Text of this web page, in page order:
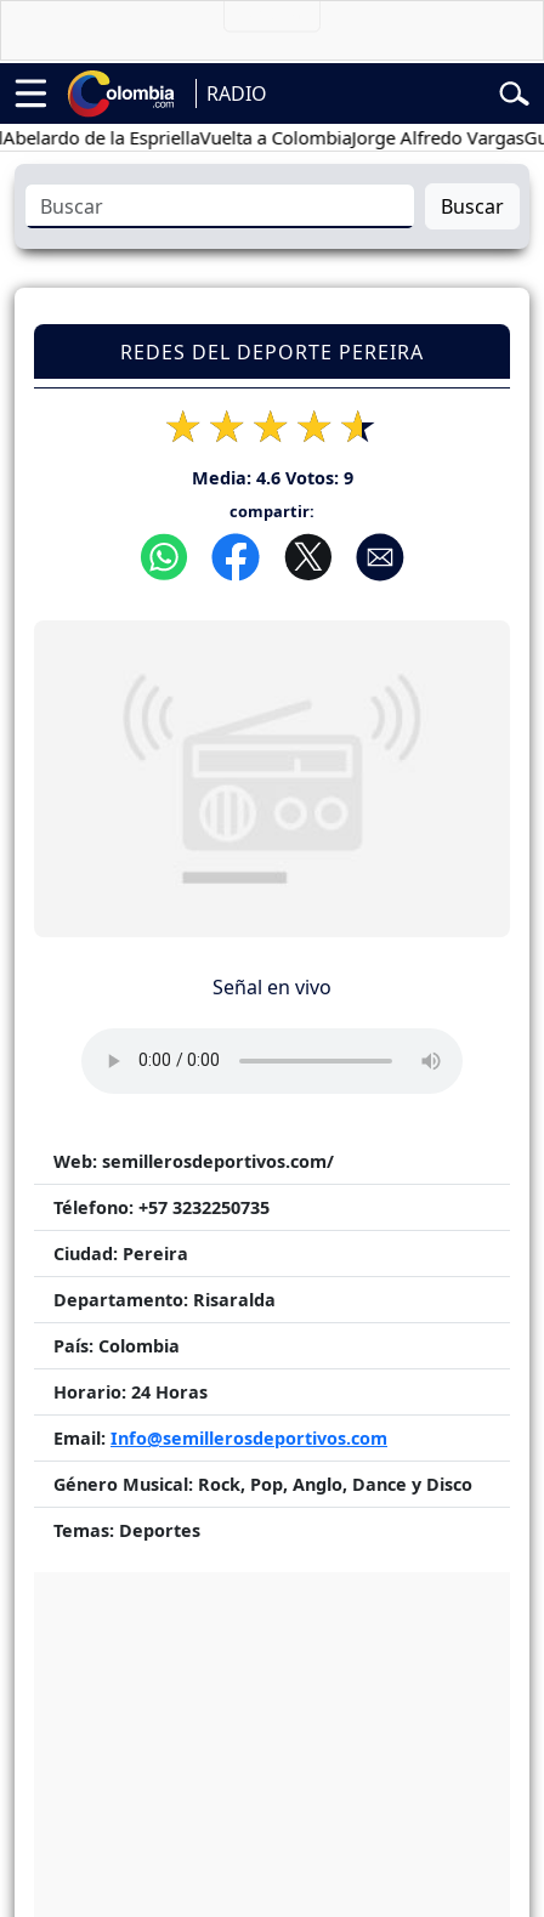
RADIO
de la EspriellaVuelta a ColombiaJorge Alfredo Vargas
Buscar
REDES DEL DEPORTE PEREIRA
Media: 4.6Votos: 9
compartir:
Señal en vivo
Web: semillerosdeportivos.com/
Télefono: +57 3232250735
Ciudad: Pereira
Departamento: Risaralda
País: Colombia
Horario: 24 Horas
Email: Info@semillerosdeportivos.com
Género Musical: Rock, Pop, Anglo, Dance y Disco
Temas: Deportes